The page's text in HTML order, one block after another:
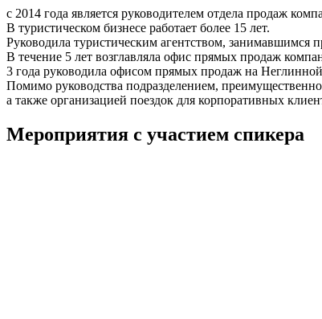
с 2014 года является руководителем отдела продаж
В туристическом бизнесе работает более 15 лет.
Руководила туристическим агентством,
В течение 5 лет возглавляла офис прямых продаж
3 года руководила офисом прямых продаж на
Помимо руководства подразделением,
а также организацией поездок для корпоративных
Мероприятия с участием спикера